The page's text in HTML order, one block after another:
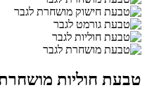
טבעת חוליות